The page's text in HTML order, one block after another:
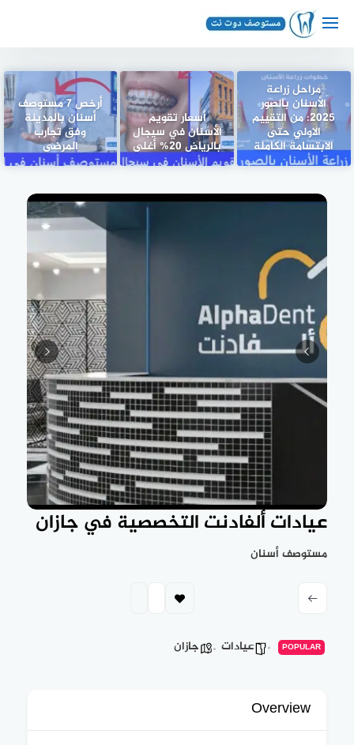
مراحل زراعة
الأسنان بالصور
2025: من التقييم
الاولي حتى
الابتسامة الكاملة
أسعار تقويم
الأسنان في سيجال
بالرياض 20% أغلى
أرخص 7 مستوصف
أسنان بالمدينة
وفق تجارب
المرضى
عيادات ألفادنت التخصصية في جازان
مستوصف أسنان
POPULAR عيادات جازان
Overview